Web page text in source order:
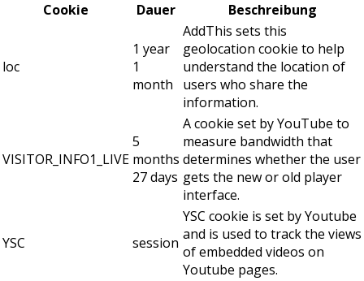
Cookie
Dauer Beschreibung
loc
1 year
1
month
AddThis sets this
geolocation cookie to help
understand the location of
users who share the
information.
VISITOR_INFO1_LIVE
5
months
27 days
A cookie set by YouTube to
measure bandwidth that
determines whether the user
gets the new or old player
interface.
YSC session
YSC cookie is set by Youtube
and is used to track the views
of embedded videos on
Youtube pages.